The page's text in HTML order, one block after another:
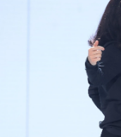
El concursante
y también su
escapado, desde
forma de mirar
demostrado por
clasificación
Raquel Sánchez